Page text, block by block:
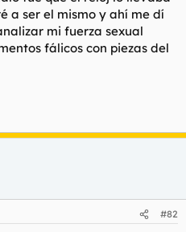
a ser el mismo y ahí me dí
mi fuerza sexual
fálicos con piezas del
#82